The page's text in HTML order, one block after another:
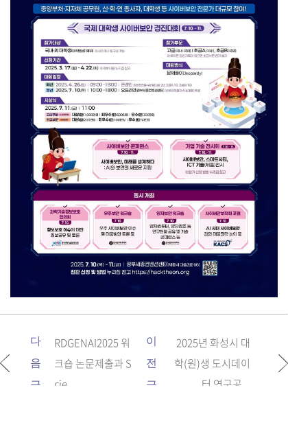
다
음
글
RDGENAI2025 워
크숍 논문제출과 S
cie...
이
전
글
2025년 화성시 대
학(원)생 도시데이
터 연구공...